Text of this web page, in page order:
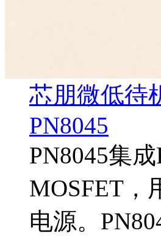
芯朋微低待
PN8045
PN8045集
MOSFET，
电源。